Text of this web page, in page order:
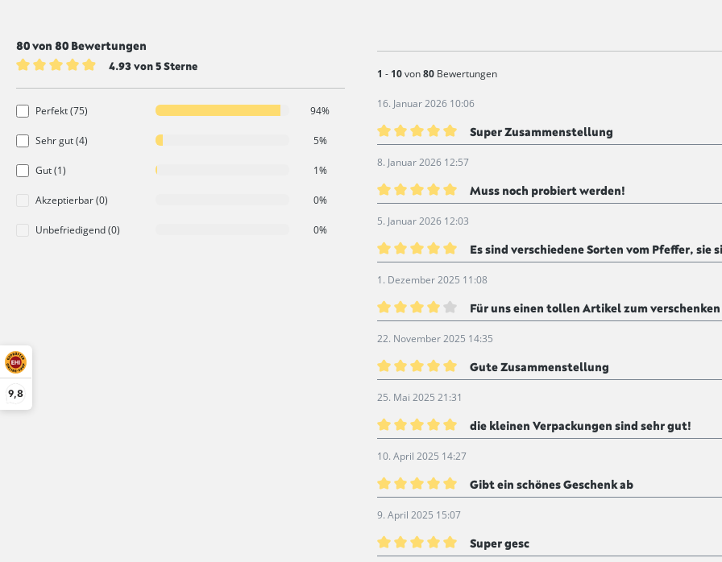
9,8
80 von 80 Bewertungen
4.93 von 5 Sterne
Perfekt (75) 94%
Sehr gut (4) 5%
Gut (1) 1%
Akzeptierbar (0) 0%
Unbefriedigend (0) 0%
1 - 10von80 Bewertungen
16. Januar 2026 10:06
Bewertung mit 5 von 5 Sternen
Super Zusammenstellung
8. Januar 2026 12:57
Bewertung mit 5 von 5 Sternen
Muss noch probiert werden!
5. Januar 2026 12:03
Bewertung mit 5 von 5 Sternen
Es sind verschiedene Sorten vom Pfeffer, sie
1. Dezember 2025 11:08
Bewertung mit 4 von 5 Sternen
Für uns einen tollen Artikel zum verschenken
22. November 2025 14:35
Bewertung mit 5 von 5 Sternen
Gute Zusammenstellung
25. Mai 2025 21:31
Bewertung mit 5 von 5 Sternen
die kleinen Verpackungen sind sehr gut!
10. April 2025 14:27
Bewertung mit 5 von 5 Sternen
Gibt ein schönes Geschenk ab
9. April 2025 15:07
Super gesc